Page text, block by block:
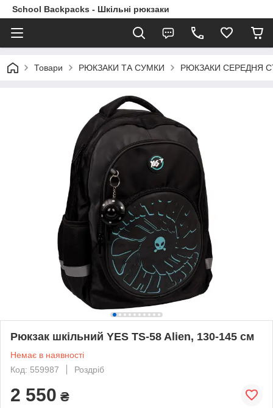
School Backpacks - Шкільні рюкзаки
Товари РЮКЗАКИ ТА СУМКИ РЮКЗАКИ СЕРЕДНЯ
Рюкзак шкільний YES TS-58 Alien, 130-145 см
Немає в наявності
Код: 559987
Роздріб
2 550 ₴